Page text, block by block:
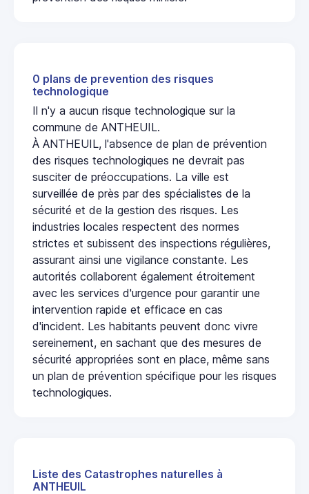
0 plans de prevention des risques
technologique
Il n'y a aucun risque technologique sur la
commune de ANTHEUIL.
À ANTHEUIL, l'absence de plan de prévention
des risques technologiques ne devrait pas
susciter de préoccupations. La ville est
surveillée de près par des spécialistes de la
sécurité et de la gestion des risques. Les
industries locales respectent des normes
strictes et subissent des inspections régulières,
assurant ainsi une vigilance constante. Les
autorités collaborent également étroitement
avec les services d'urgence pour garantir une
intervention rapide et efficace en cas
d'incident. Les habitants peuvent donc vivre
sereinement, en sachant que des mesures de
sécurité appropriées sont en place, même sans
un plan de prévention spécifique pour les risques
technologiques.
Liste des Catastrophes naturelles à
ANTHEUIL